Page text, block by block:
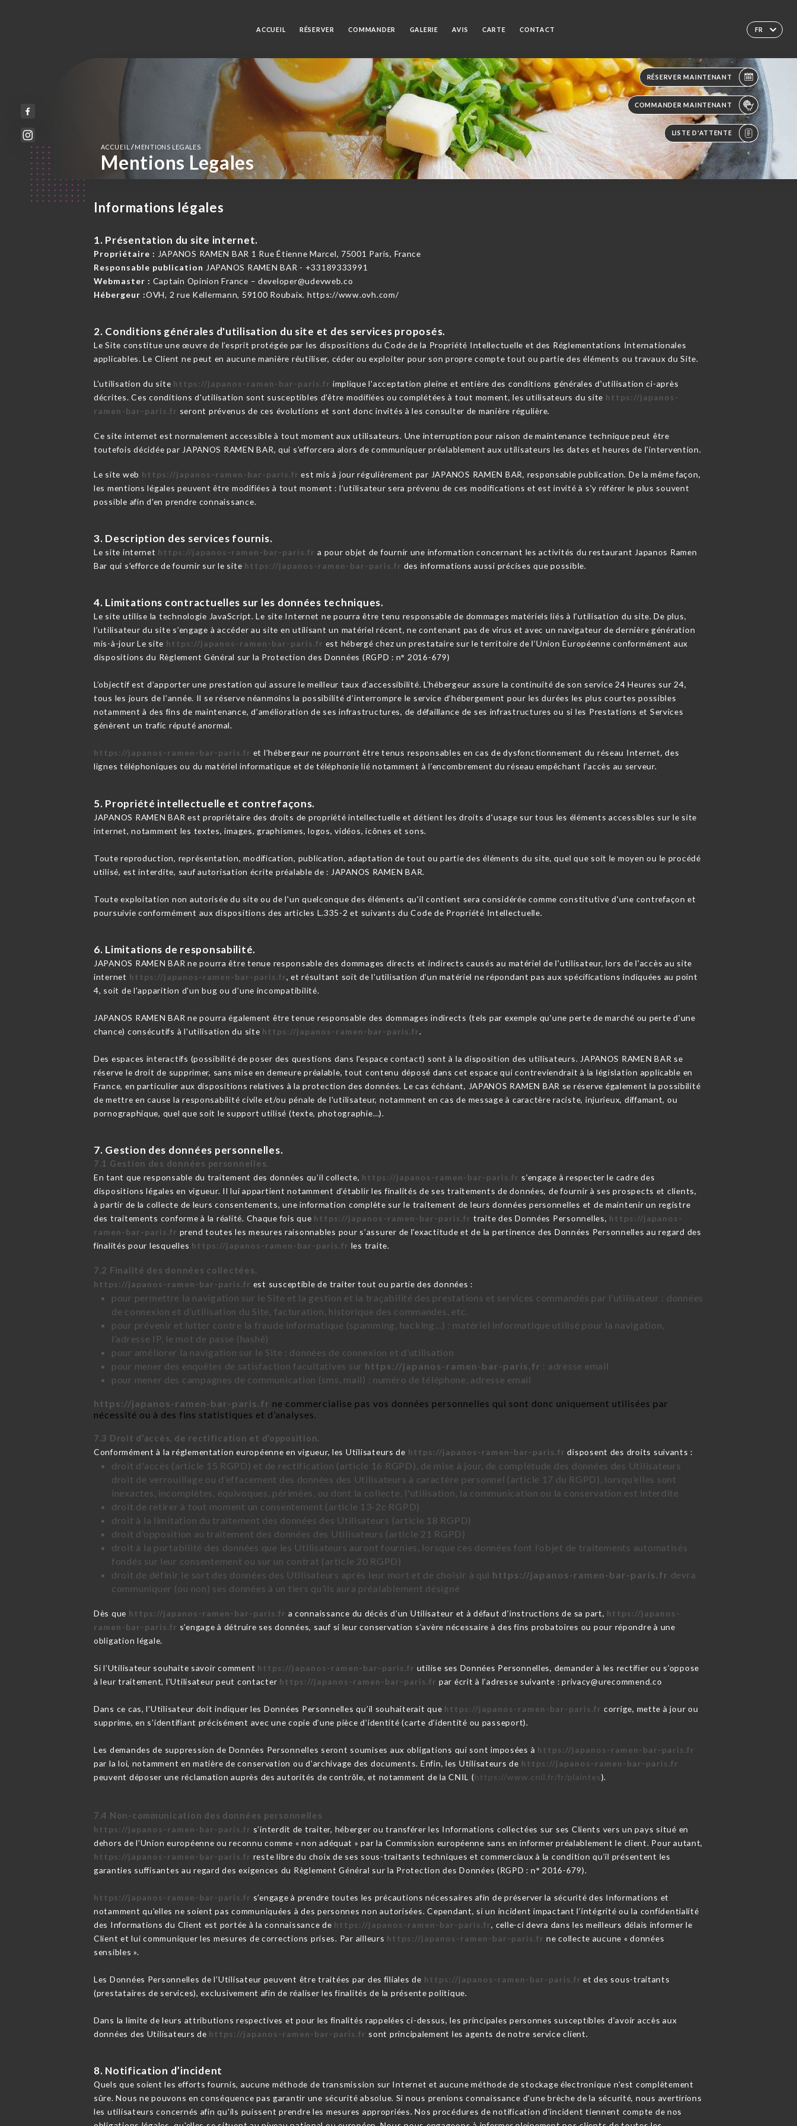
FR
ACCUEIL RÉSERVER COMMANDER GALERIE AVIS CARTE CONTACT
RÉSERVER MAINTENANT
COMMANDER MAINTENANT
LISTE D'ATTENTE
ACCUEIL/ MENTIONS LEGALES
Mentions Legales
Informations légales
1. Présentation du site internet.
Propriétaire : JAPANOS RAMEN BAR 1 Rue Étienne Marcel, 75001 Paris, France
Responsable publication JAPANOS RAMEN BAR - +33189333991
Webmaster : Captain Opinion France – developer@udevweb.co
Hébergeur :OVH, 2 rue Kellermann, 59100 Roubaix. https://www.ovh.com/
2. Conditions générales d'utilisation du site et des services proposés.
Le Site constitue une œuvre de l’esprit protégée par les dispositions du Code de la Propriété Intellectuelle et des Réglementations Internationales
applicables. Le Client ne peut en aucune manière réutiliser, céder ou exploiter pour son propre compte tout ou partie des éléments ou travaux du Site.
L'utilisation du site https://japanos-ramen-bar-paris.fr implique l'acceptation pleine et entière des conditions générales d'utilisation ci-après
décrites. Ces conditions d'utilisation sont susceptibles d'être modifiées ou complétées à tout moment, les utilisateurs du site https://japanos-
ramen-bar-paris.fr seront prévenus de ces évolutions et sont donc invités à les consulter de manière régulière.
Ce site internet est normalement accessible à tout moment aux utilisateurs. Une interruption pour raison de maintenance technique peut être
toutefois décidée par JAPANOS RAMEN BAR, qui s'efforcera alors de communiquer préalablement aux utilisateurs les dates et heures de l'intervention.
Le site web https://japanos-ramen-bar-paris.fr est mis à jour régulièrement par JAPANOS RAMEN BAR, responsable publication. De la même façon,
les mentions légales peuvent être modifiées à tout moment : l’utilisateur sera prévenu de ces modifications et est invité à s'y référer le plus souvent
possible afin d'en prendre connaissance.
3. Description des services fournis.
Le site internet https://japanos-ramen-bar-paris.fr a pour objet de fournir une information concernant les activités du restaurant Japanos Ramen
Bar qui s'efforce de fournir sur le site https://japanos-ramen-bar-paris.fr des informations aussi précises que possible.
4. Limitations contractuelles sur les données techniques.
Le site utilise la technologie JavaScript. Le site Internet ne pourra être tenu responsable de dommages matériels liés à l’utilisation du site. De plus,
l’utilisateur du site s’engage à accéder au site en utilisant un matériel récent, ne contenant pas de virus et avec un navigateur de dernière génération
mis-à-jour Le site https://japanos-ramen-bar-paris.fr est hébergé chez un prestataire sur le territoire de l’Union Européenne conformément aux
dispositions du Règlement Général sur la Protection des Données (RGPD : n° 2016-679)
L’objectif est d’apporter une prestation qui assure le meilleur taux d’accessibilité. L’hébergeur assure la continuité de son service 24 Heures sur 24,
tous les jours de l’année. Il se réserve néanmoins la possibilité d’interrompre le service d’hébergement pour les durées les plus courtes possibles
notamment à des fins de maintenance, d’amélioration de ses infrastructures, de défaillance de ses infrastructures ou si les Prestations et Services
génèrent un trafic réputé anormal.
https://japanos-ramen-bar-paris.fr et l’hébergeur ne pourront être tenus responsables en cas de dysfonctionnement du réseau Internet, des
lignes téléphoniques ou du matériel informatique et de téléphonie lié notamment à l’encombrement du réseau empêchant l’accès au serveur.
5. Propriété intellectuelle et contrefaçons.
JAPANOS RAMEN BAR est propriétaire des droits de propriété intellectuelle et détient les droits d'usage sur tous les éléments accessibles sur le site
internet, notamment les textes, images, graphismes, logos, vidéos, icônes et sons.
Toute reproduction, représentation, modification, publication, adaptation de tout ou partie des éléments du site, quel que soit le moyen ou le procédé
utilisé, est interdite, sauf autorisation écrite préalable de : JAPANOS RAMEN BAR.
Toute exploitation non autorisée du site ou de l'un quelconque des éléments qu'il contient sera considérée comme constitutive d'une contrefaçon et
poursuivie conformément aux dispositions des articles L.335-2 et suivants du Code de Propriété Intellectuelle.
6. Limitations de responsabilité.
JAPANOS RAMEN BAR ne pourra être tenue responsable des dommages directs et indirects causés au matériel de l'utilisateur, lors de l'accès au site
internet https://japanos-ramen-bar-paris.fr, et résultant soit de l'utilisation d'un matériel ne répondant pas aux spécifications indiquées au point
4, soit de l'apparition d'un bug ou d'une incompatibilité.
JAPANOS RAMEN BAR ne pourra également être tenue responsable des dommages indirects (tels par exemple qu'une perte de marché ou perte d'une
chance) consécutifs à l'utilisation du site https://japanos-ramen-bar-paris.fr.
Des espaces interactifs (possibilité de poser des questions dans l'espace contact) sont à la disposition des utilisateurs. JAPANOS RAMEN BAR se
réserve le droit de supprimer, sans mise en demeure préalable, tout contenu déposé dans cet espace qui contreviendrait à la législation applicable en
France, en particulier aux dispositions relatives à la protection des données. Le cas échéant, JAPANOS RAMEN BAR se réserve également la possibilité
de mettre en cause la responsabilité civile et/ou pénale de l'utilisateur, notamment en cas de message à caractère raciste, injurieux, diffamant, ou
pornographique, quel que soit le support utilisé (texte, photographie…).
7. Gestion des données personnelles.
7.1 Gestion des données personnelles.
En tant que responsable du traitement des données qu’il collecte, https://japanos-ramen-bar-paris.fr s’engage à respecter le cadre des
dispositions légales en vigueur. Il lui appartient notamment d’établir les finalités de ses traitements de données, de fournir à ses prospects et clients,
à partir de la collecte de leurs consentements, une information complète sur le traitement de leurs données personnelles et de maintenir un registre
des traitements conforme à la réalité. Chaque fois que https://japanos-ramen-bar-paris.fr traite des Données Personnelles, https://japanos-
ramen-bar-paris.fr prend toutes les mesures raisonnables pour s’assurer de l’exactitude et de la pertinence des Données Personnelles au regard des
finalités pour lesquelles https://japanos-ramen-bar-paris.fr les traite.
7.2 Finalité des données collectées.
https://japanos-ramen-bar-paris.fr est susceptible de traiter tout ou partie des données :
pour permettre la navigation sur le Site et la gestion et la traçabilité des prestations et services commandés par l’utilisateur : données
de connexion et d’utilisation du Site, facturation, historique des commandes, etc.
pour prévenir et lutter contre la fraude informatique (spamming, hacking…) : matériel informatique utilisé pour la navigation,
l’adresse IP, le mot de passe (hashé)
pour améliorer la navigation sur le Site : données de connexion et d’utilisation
pour mener des enquêtes de satisfaction facultatives sur https://japanos-ramen-bar-paris.fr : adresse email
pour mener des campagnes de communication (sms, mail) : numéro de téléphone, adresse email
https://japanos-ramen-bar-paris.fr ne commercialise pas vos données personnelles qui sont donc uniquement utilisées par
nécessité ou à des fins statistiques et d’analyses.
7.3 Droit d’accès, de rectification et d’opposition.
Conformément à la réglementation européenne en vigueur, les Utilisateurs de https://japanos-ramen-bar-paris.fr disposent des droits suivants :
droit d'accès (article 15 RGPD) et de rectification (article 16 RGPD), de mise à jour, de complétude des données des Utilisateurs
droit de verrouillage ou d’effacement des données des Utilisateurs à caractère personnel (article 17 du RGPD), lorsqu’elles sont
inexactes, incomplètes, équivoques, périmées, ou dont la collecte, l'utilisation, la communication ou la conservation est interdite
droit de retirer à tout moment un consentement (article 13-2c RGPD)
droit à la limitation du traitement des données des Utilisateurs (article 18 RGPD)
droit d’opposition au traitement des données des Utilisateurs (article 21 RGPD)
droit à la portabilité des données que les Utilisateurs auront fournies, lorsque ces données font l’objet de traitements automatisés
fondés sur leur consentement ou sur un contrat (article 20 RGPD)
droit de définir le sort des données des Utilisateurs après leur mort et de choisir à qui https://japanos-ramen-bar-paris.fr devra
communiquer (ou non) ses données à un tiers qu’ils aura préalablement désigné
Dès que https://japanos-ramen-bar-paris.fr a connaissance du décès d’un Utilisateur et à défaut d’instructions de sa part, https://japanos-
ramen-bar-paris.fr s’engage à détruire ses données, sauf si leur conservation s’avère nécessaire à des fins probatoires ou pour répondre à une
obligation légale.
Si l’Utilisateur souhaite savoir comment https://japanos-ramen-bar-paris.fr utilise ses Données Personnelles, demander à les rectifier ou s’oppose
à leur traitement, l’Utilisateur peut contacter https://japanos-ramen-bar-paris.fr par écrit à l’adresse suivante : privacy@urecommend.co
Dans ce cas, l’Utilisateur doit indiquer les Données Personnelles qu’il souhaiterait que https://japanos-ramen-bar-paris.fr corrige, mette à jour ou
supprime, en s’identifiant précisément avec une copie d’une pièce d’identité (carte d’identité ou passeport).
Les demandes de suppression de Données Personnelles seront soumises aux obligations qui sont imposées à https://japanos-ramen-bar-paris.fr
par la loi, notamment en matière de conservation ou d’archivage des documents. Enfin, les Utilisateurs de https://japanos-ramen-bar-paris.fr
peuvent déposer une réclamation auprès des autorités de contrôle, et notamment de la CNIL (https://www.cnil.fr/fr/plaintes).
7.4 Non-communication des données personnelles
https://japanos-ramen-bar-paris.fr s’interdit de traiter, héberger ou transférer les Informations collectées sur ses Clients vers un pays situé en
dehors de l’Union européenne ou reconnu comme « non adéquat » par la Commission européenne sans en informer préalablement le client. Pour autant,
https://japanos-ramen-bar-paris.fr reste libre du choix de ses sous-traitants techniques et commerciaux à la condition qu’il présentent les
garanties suffisantes au regard des exigences du Règlement Général sur la Protection des Données (RGPD : n° 2016-679).
https://japanos-ramen-bar-paris.fr s’engage à prendre toutes les précautions nécessaires afin de préserver la sécurité des Informations et
notamment qu’elles ne soient pas communiquées à des personnes non autorisées. Cependant, si un incident impactant l’intégrité ou la confidentialité
des Informations du Client est portée à la connaissance de https://japanos-ramen-bar-paris.fr, celle-ci devra dans les meilleurs délais informer le
Client et lui communiquer les mesures de corrections prises. Par ailleurs https://japanos-ramen-bar-paris.fr ne collecte aucune « données
sensibles ».
Les Données Personnelles de l’Utilisateur peuvent être traitées par des filiales de https://japanos-ramen-bar-paris.fr et des sous-traitants
(prestataires de services), exclusivement afin de réaliser les finalités de la présente politique.
Dans la limite de leurs attributions respectives et pour les finalités rappelées ci-dessus, les principales personnes susceptibles d’avoir accès aux
données des Utilisateurs de https://japanos-ramen-bar-paris.fr sont principalement les agents de notre service client.
8. Notification d’incident
Quels que soient les efforts fournis, aucune méthode de transmission sur Internet et aucune méthode de stockage électronique n'est complètement
sûre. Nous ne pouvons en conséquence pas garantir une sécurité absolue. Si nous prenions connaissance d'une brèche de la sécurité, nous avertirions
les utilisateurs concernés afin qu'ils puissent prendre les mesures appropriées. Nos procédures de notification d’incident tiennent compte de nos